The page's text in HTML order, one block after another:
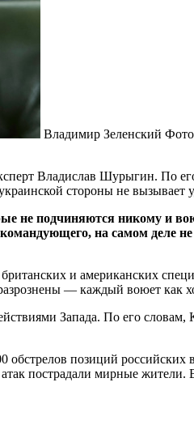
Владимир Зеленский
Владислав Шурыгин. По
стороны не вызывает
не подчиняются никому и
на самом деле
и американских
— каждый воюет как
Запада. По его
позиций российских
пострадали мирные